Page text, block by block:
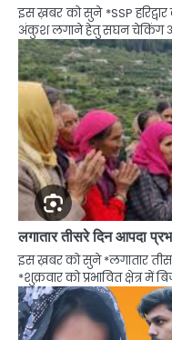
इस ख़बर को सुने *SSP
अंकुश लगाने हेतु सघन चेकिंग
लगातार तीसरे दिन आपदा
इस ख़बर को सुने *लगातार तीसरे
*शुक्रवार को प्रभावित क्षेत्र में